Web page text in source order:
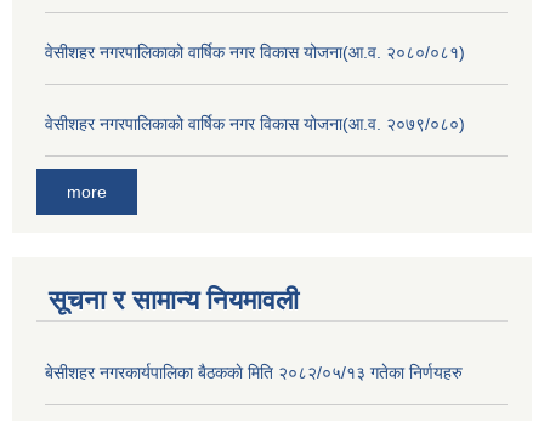
वेसीशहर नगरपालिकाको वार्षिक नगर विकास योजना(आ.व. २०८०/०८१)
वेसीशहर नगरपालिकाको वार्षिक नगर विकास योजना(आ.व. २०७९/०८०)
more
सूचना र सामान्य नियमावली
बे‍‍सीशहर नगरकार्यपालिका बैठककाे मिति २०८२/०५/१३ गतेका निर्णयहरु